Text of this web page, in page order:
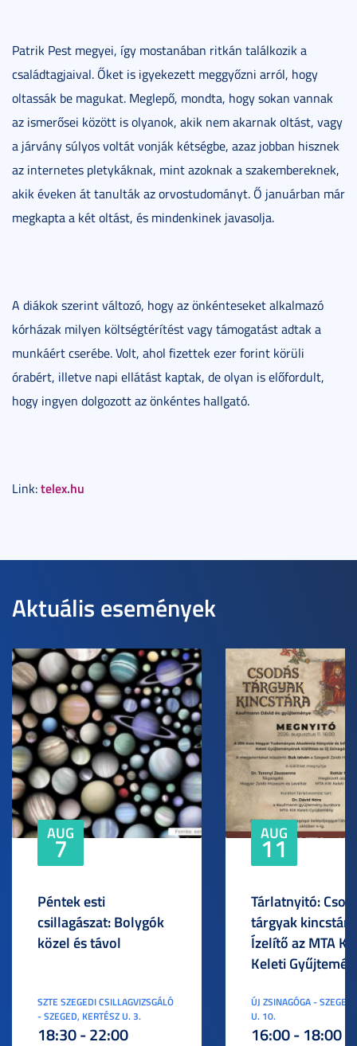
Patrik Pest megyei, így mostanában ritkán találkozik a
családtagjaival. Őket is igyekezett meggyőzni arról, hogy
oltassák be magukat. Meglepő, mondta, hogy sokan vannak
az ismerősei között is olyanok, akik nem akarnak oltást, vagy
a járvány súlyos voltát vonják kétségbe, azaz jobban hisznek
az internetes pletykáknak, mint azoknak a szakembereknek,
akik éveken át tanulták az orvostudományt. Ő januárban már
megkapta a két oltást, és mindenkinek javasolja.
A diákok szerint változó, hogy az önkénteseket alkalmazó
kórházak milyen költségtérítést vagy támogatást adtak a
munkáért cserébe. Volt, ahol fizettek ezer forint körüli
órabért, illetve napi ellátást kaptak, de olyan is előfordult,
hogy ingyen dolgozott az önkéntes hallgató.
Link:telex.hu
Aktuális események
AUG
7
Péntek esti
csillagászat: Bolygók
közel és távol
SZTE SZEGEDI CSILLAGVIZSGÁLÓ
- SZEGED, KERTÉSZ U. 3.
18:30 - 22:00
AUG
11
Tárlatnyitó:
tárgyak
Ízelítő az MTA
Keleti
ÚJ ZSINAGÓGA -
U. 10.
16:00 - 18:00